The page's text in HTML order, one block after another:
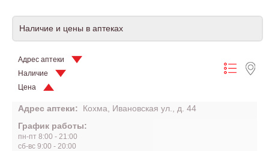
Наличие и цены в аптеках
Адрес аптеки
Наличие
Цена
Адрес аптеки:
Кохма, Ивановская ул., д. 44
График работы:
пн-пт 8:00 - 21:00
сб-вс 9:00 - 20:00